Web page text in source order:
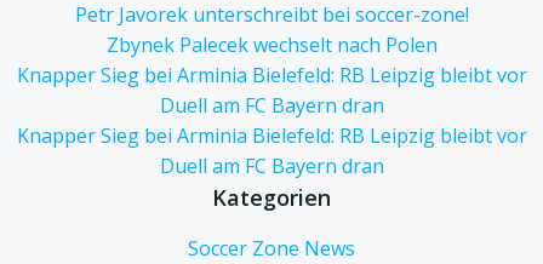
Petr Javorek unterschreibt bei soccer-zone!
Zbynek Palecek wechselt nach Polen
Knapper Sieg bei Arminia Bielefeld: RB Leipzig bleibt vor
Duell am FC Bayern dran
Knapper Sieg bei Arminia Bielefeld: RB Leipzig bleibt vor
Duell am FC Bayern dran
Kategorien
Soccer Zone News